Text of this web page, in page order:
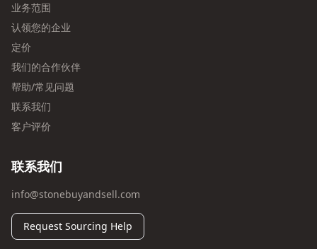
业务范围
认领您的企业
定价
我们的合作伙伴
帮助/常见问题
联系我们
客户评价
联系我们
info@stonebuyandsell.com
Request Sourcing Help